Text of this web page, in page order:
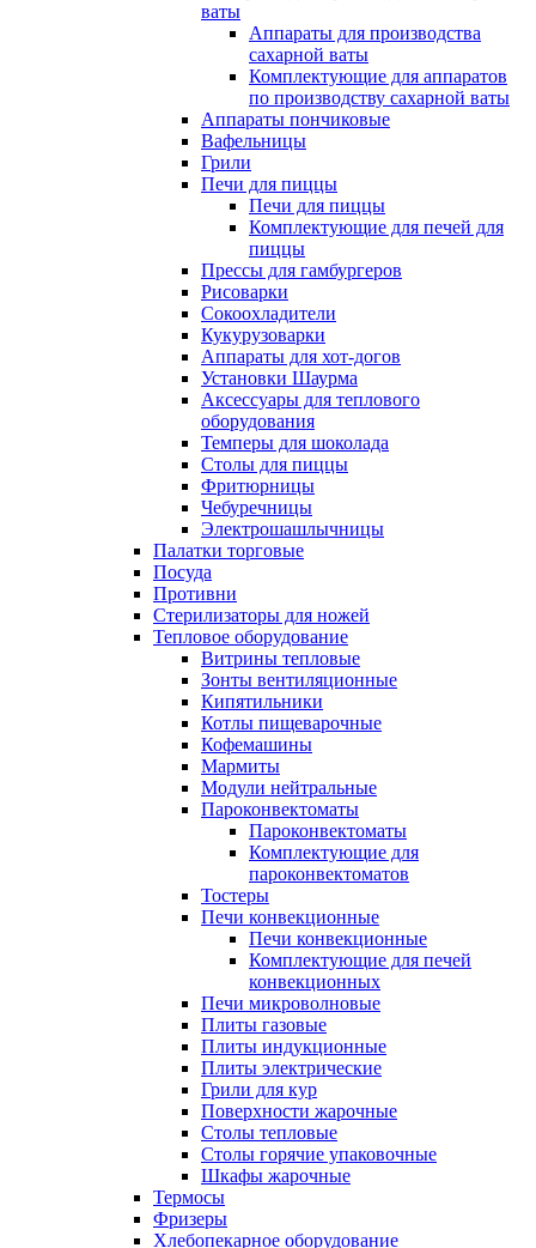
ваты
Аппараты для производства
сахарной ваты
Комплектующие для аппаратов
по производству сахарной ваты
Аппараты пончиковые
Вафельницы
Грили
Печи для пиццы
Печи для пиццы
Комплектующие для печей для
пиццы
Прессы для гамбургеров
Рисоварки
Сокоохладители
Кукурузоварки
Аппараты для хот-догов
Установки Шаурма
Аксессуары для теплового
оборудования
Темперы для шоколада
Столы для пиццы
Фритюрницы
Чебуречницы
Электрошашлычницы
Палатки торговые
Посуда
Противни
Стерилизаторы для ножей
Тепловое оборудование
Витрины тепловые
Зонты вентиляционные
Кипятильники
Котлы пищеварочные
Кофемашины
Мармиты
Модули нейтральные
Пароконвектоматы
Пароконвектоматы
Комплектующие для
пароконвектоматов
Тостеры
Печи конвекционные
Печи конвекционные
Комплектующие для печей
конвекционных
Печи микроволновые
Плиты газовые
Плиты индукционные
Плиты электрические
Грили для кур
Поверхности жарочные
Столы тепловые
Столы горячие упаковочные
Шкафы жарочные
Термосы
Фризеры
Хлебопекарное оборудование